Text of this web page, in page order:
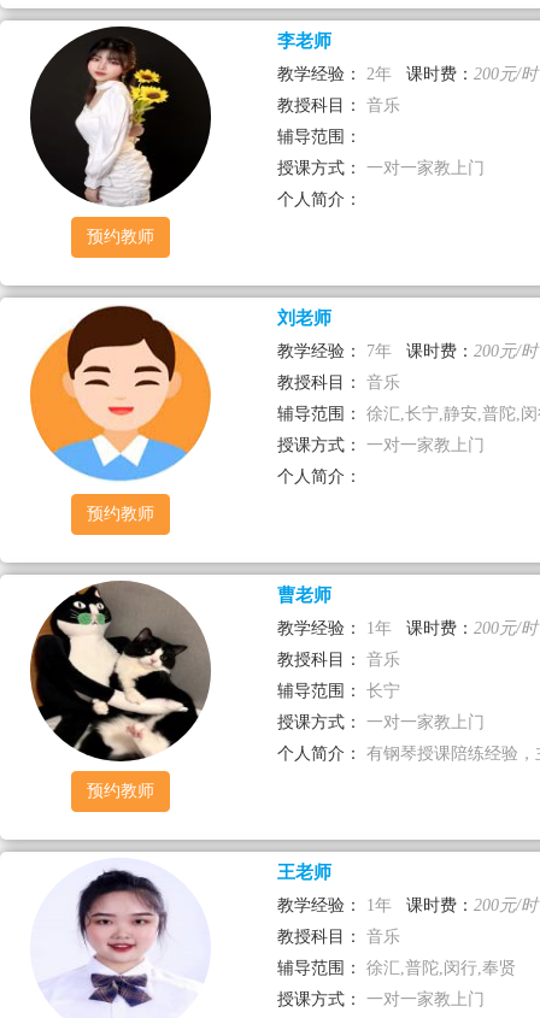
预约教师
李老师
教学经验： 2年 课时费： 200元/时
教授科目：
音乐
辅导范围：
授课方式：
一对一家教上门
个人简介：
预约教师
刘老师
教学经验： 7年 课时费： 200元/时
教授科目：
音乐
辅导范围：
徐汇,长宁,静安,普陀,
授课方式：
一对一家教上门
个人简介：
预约教师
曹老师
教学经验： 1年 课时费： 200元/时
教授科目：
音乐
辅导范围：
长宁
授课方式：
一对一家教上门
个人简介：
有钢琴授课陪练经验
王老师
教学经验： 1年 课时费： 200元/时
教授科目：
音乐
辅导范围：
徐汇,普陀,闵行,奉贤
授课方式：
一对一家教上门